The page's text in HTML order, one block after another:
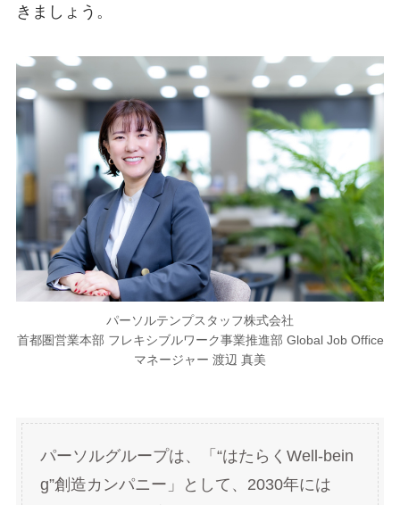
きましょう。
パーソルテンプスタッフ株式会社
首都圏営業本部 フレキシブルワーク事業推進部 Global Job Office
マネージャー 渡辺 真美
パーソルグループは、「“はたらくWell-bein
g”創造カンパニー」として、2030年には